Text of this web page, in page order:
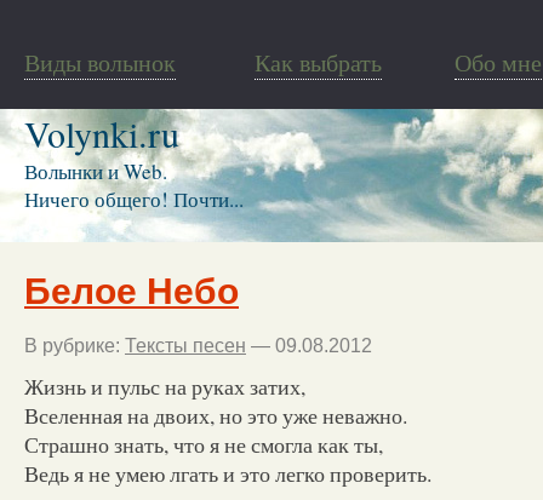
Виды волынок Как выбрать Обо мне
Volynki.ru
Волынки и Web.
Ничего общего! Почти...
Белое Небо
В рубрике: Тексты песен — 09.08.2012
Жизнь и пульс на руках затих,
Вселенная на двоих, но это уже неважно.
Страшно знать, что я не смогла как ты,
Ведь я не умею лгать и это легко проверить.